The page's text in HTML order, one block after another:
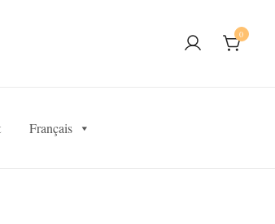
0
Français